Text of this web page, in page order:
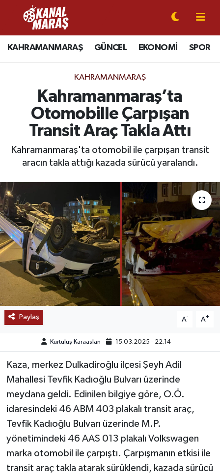
KAHRAMANMARAŞ GÜNCEL EKONOMİ SPOR
KAHRAMANMARAŞ
Kahramanmaraş’ta
Otomobille Çarpışan
Transit Araç Takla Attı
Kahramanmaraş'ta otomobil ile çarpışan transit
aracın takla attığı kazada sürücü yaralandı.
Paylaş A- A+
Kurtuluş Karaaslan 15.03.2025 - 22:14
Kaza, merkez Dulkadiroğlu ilçesi Şeyh Adil
Mahallesi Tevfik Kadıoğlu Bulvarı üzerinde
meydana geldi. Edinilen bilgiye göre, O.Ö.
idaresindeki 46 ABM 403 plakalı transit araç,
Tevfik Kadıoğlu Bulvarı üzerinde M.P.
yönetimindeki 46 AAS 013 plakalı Volkswagen
marka otomobil ile çarpıştı. Çarpışmanın etkisi ile
transit araç takla atarak sürüklendi, kazada sürücü
CANLI YAYIN
KAHRAMANMARAŞ
SPOR
SİYASET
EKONOMİ
MAGAZİN
SAĞLIK
EĞİTİM
BÖLGE
KEŞFET
POPÜLER
DÜNYA
MEDYA
OTOMOTİV
TEKNOLOJİ
Kahramanmaraş Nöbetçi Eczaneler
Kahramanmaraş Hava Durumu
Kahramanmaraş Trafik Yoğunluk Haritası
Süper Lig Puan Durumu ve Fikstür
Tüm Manşetler
Haber Arşivi